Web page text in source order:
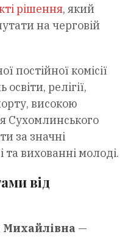
рішення, який
на черговій
постійної комісії
релігії,
високою
Сухомлинського
за значні
вихованні молоді.
від
—